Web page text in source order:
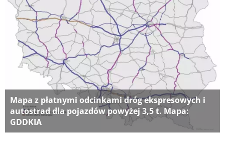
Mapa z płatnymi odcinkami dróg ekspresowych i
autostrad dla pojazdów powyżej 3,5 t. Mapa:
GDDKIA